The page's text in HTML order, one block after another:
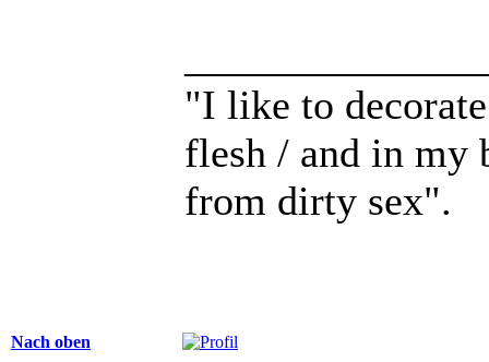
"I like to
flesh / and in my
from dirty sex".
Nach oben